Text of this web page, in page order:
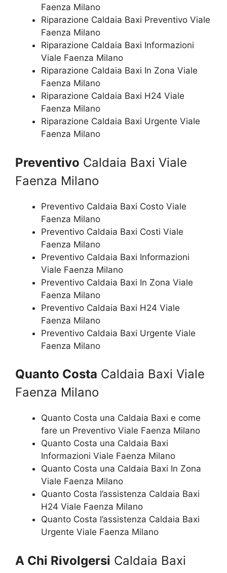
Faenza Milano
Riparazione Caldaia Baxi Preventivo Viale
Faenza Milano
Riparazione Caldaia Baxi Informazioni
Viale Faenza Milano
Riparazione Caldaia Baxi In Zona Viale
Faenza Milano
Riparazione Caldaia Baxi H24 Viale
Faenza Milano
Riparazione Caldaia Baxi Urgente Viale
Faenza Milano
Preventivo Caldaia Baxi Viale
Faenza Milano
Preventivo Caldaia Baxi Costo Viale
Faenza Milano
Preventivo Caldaia Baxi Costi Viale
Faenza Milano
Preventivo Caldaia Baxi Informazioni
Viale Faenza Milano
Preventivo Caldaia Baxi In Zona Viale
Faenza Milano
Preventivo Caldaia Baxi H24 Viale
Faenza Milano
Preventivo Caldaia Baxi Urgente Viale
Faenza Milano
Quanto Costa Caldaia Baxi Viale
Faenza Milano
Quanto Costa una Caldaia Baxi e come
fare un Preventivo Viale Faenza Milano
Quanto Costa una Caldaia Baxi
Informazioni Viale Faenza Milano
Quanto Costa una Caldaia Baxi In Zona
Viale Faenza Milano
Quanto Costa l’assistenza Caldaia Baxi
H24 Viale Faenza Milano
Quanto Costa l’assistenza Caldaia Baxi
Urgente Viale Faenza Milano
A Chi Rivolgersi Caldaia Baxi